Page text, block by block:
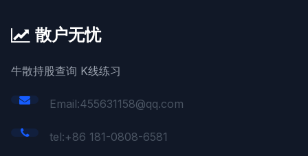
散户无忧
牛散持股查询 K线练习
Email:455631158@qq.com
tel:+86 181-0808-6581